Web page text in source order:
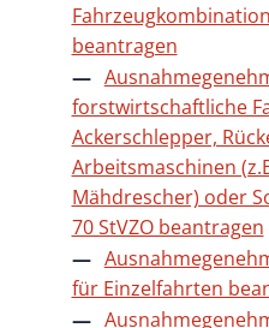
beantragen
forstwirtschaftliche
Ackerschlepper,
Arbeitsmaschinen
Mähdrescher) oder
70 StVZO beantragen
für Einzelfahrten